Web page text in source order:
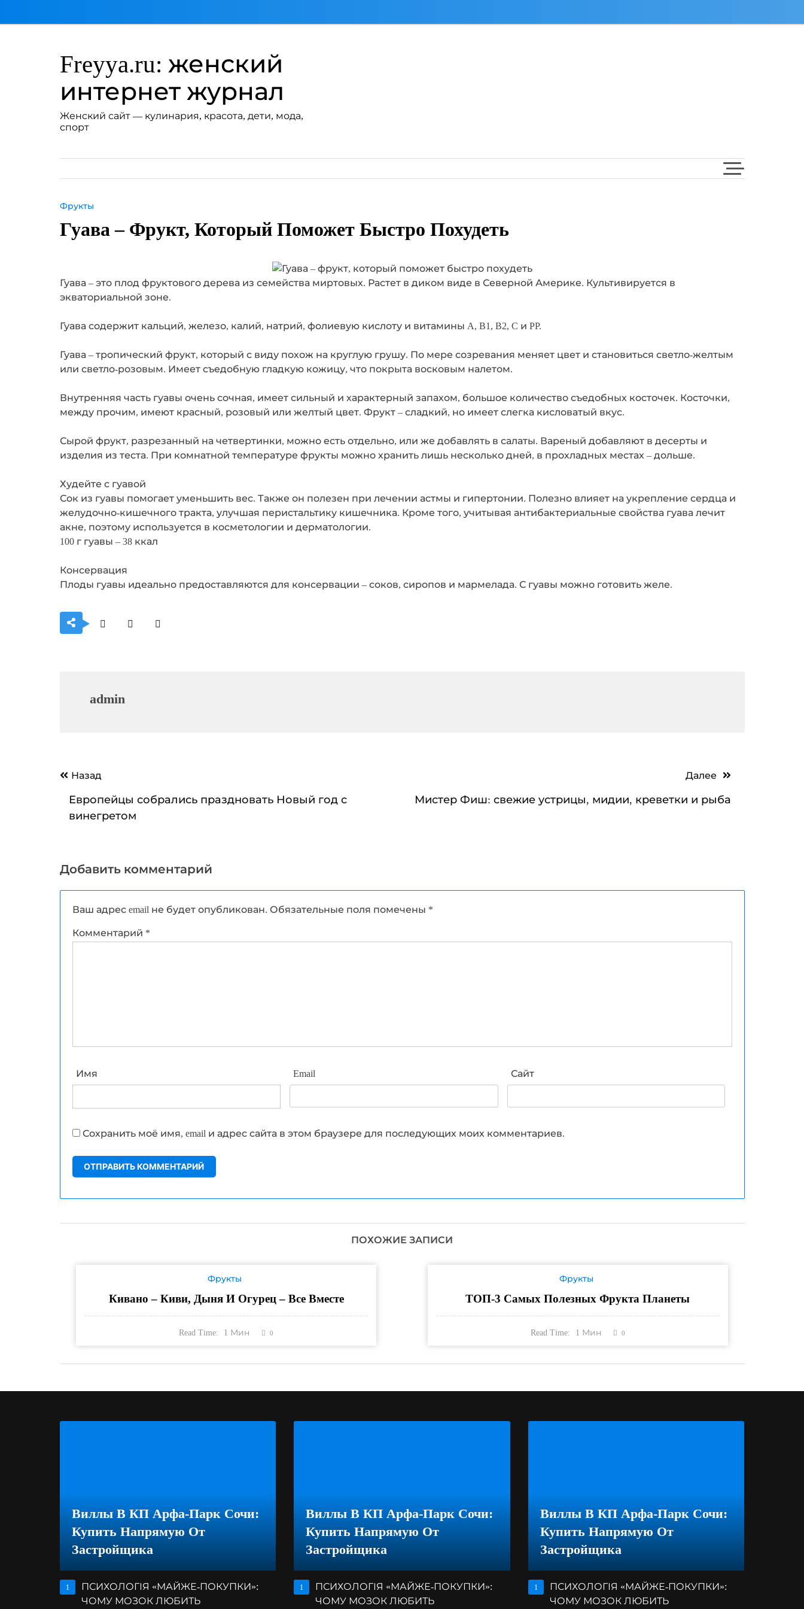
Freyya.ru: женский
интернет журнал
Женский сайт — кулинария, красота, дети, мода,
спорт
Фрукты
Гуава – Фрукт, Который Поможет Быстро Похудеть
Гуава – это плод фруктового дерева из семейства миртовых. Растет в диком виде в Северной Америке. Культивируется в
экваториальной зоне.
Гуава содержит кальций, железо, калий, натрий, фолиевую кислоту и витамины A, B1, B2, C и PP.
Гуава – тропический фрукт, который с виду похож на круглую грушу. По мере созревания меняет цвет и становиться светло-желтым
или светло-розовым. Имеет съедобную гладкую кожицу, что покрыта восковым налетом.
Внутренняя часть гуавы очень сочная, имеет сильный и характерный запахом, большое количество съедобных косточек. Косточки,
между прочим, имеют красный, розовый или желтый цвет. Фрукт – сладкий, но имеет слегка кисловатый вкус.
Сырой фрукт, разрезанный на четвертинки, можно есть отдельно, или же добавлять в салаты. Вареный добавляют в десерты и
изделия из теста. При комнатной температуре фрукты можно хранить лишь несколько дней, в прохладных местах – дольше.
Худейте с гуавой
Сок из гуавы помогает уменьшить вес. Также он полезен при лечении астмы и гипертонии. Полезно влияет на укрепление сердца и
желудочно-кишечного тракта, улучшая перистальтику кишечника. Кроме того, учитывая антибактериальные свойства гуава лечит
акне, поэтому используется в косметологии и дерматологии.
100 г гуавы – 38 ккал
Консервация
Плоды гуавы идеально предоставляются для консервации – соков, сиропов и мармелада. С гуавы можно готовить желе.
admin
Навигация
записям
Назад
Европейцы собрались праздновать Новый год с
винегретом
Далее
Мистер Фиш: свежие устрицы, мидии, креветки и рыба
Добавить комментарий
Ваш адрес email не будет опубликован. Обязательные поля помечены *
Комментарий *
Имя Email Сайт
Сохранить моё имя, email и адрес сайта в этом браузере для последующих моих комментариев.
ПОХОЖИЕ ЗАПИСИ
Фрукты
Кивано – Киви, Дыня И Огурец – Все Вместе
Read Time: 1 Мин 0
Фрукты
ТОП-3 Самых Полезных Фрукта Планеты
Read Time: 1 Мин 0
Виллы В КП Арфа-Парк Сочи:
Купить Напрямую От
Застройщика
1
ПСИХОЛОГІЯ «МАЙЖЕ-ПОКУПКИ»:
ЧОМУ МОЗОК ЛЮБИТЬ
Виллы В КП Арфа-Парк Сочи:
Купить Напрямую От
Застройщика
1
ПСИХОЛОГІЯ «МАЙЖЕ-ПОКУПКИ»:
ЧОМУ МОЗОК ЛЮБИТЬ
Виллы В КП Арфа-Парк Сочи:
Купить Напрямую От
Застройщика
1
ПСИХОЛОГІЯ «МАЙЖЕ-ПОКУПКИ»:
ЧОМУ МОЗОК ЛЮБИТЬ